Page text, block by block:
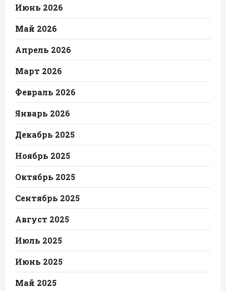
Июнь 2026
Май 2026
Апрель 2026
Март 2026
Февраль 2026
Январь 2026
Декабрь 2025
Ноябрь 2025
Октябрь 2025
Сентябрь 2025
Август 2025
Июль 2025
Июнь 2025
Май 2025